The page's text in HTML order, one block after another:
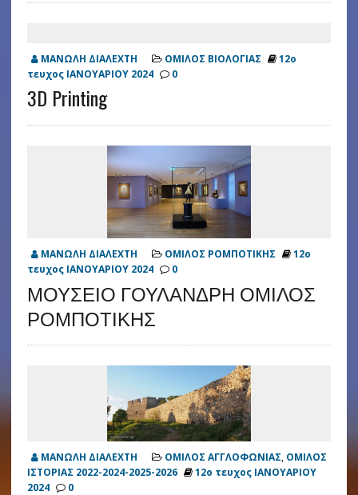
ΜΑΝΩΛΗ ΔΙΑΛΕΧΤΗ ΟΜΙΛΟΣ ΒΙΟΛΟΓΙΑΣ
12ο
τευχος ΙΑΝΟΥΑΡΙΟΥ 2024
0
3D Printing
ΜΑΝΩΛΗ ΔΙΑΛΕΧΤΗ ΟΜΙΛΟΣ ΡΟΜΠΟΤΙΚΗΣ
12ο
τευχος ΙΑΝΟΥΑΡΙΟΥ 2024
0
ΜΟΥΣΕΙΟ ΓΟΥΛΑΝΔΡΗ ΟΜΙΛΟΣ
ΡΟΜΠΟΤΙΚΗΣ
ΜΑΝΩΛΗ ΔΙΑΛΕΧΤΗ ΟΜΙΛΟΣ ΑΓΓΛΟΦΩΝΙΑΣ, ΟΜΙΛΟΣ
ΙΣΤΟΡΙΑΣ 2022-2024-2025-2026
12ο τευχος ΙΑΝΟΥΑΡΙΟΥ
2024
0